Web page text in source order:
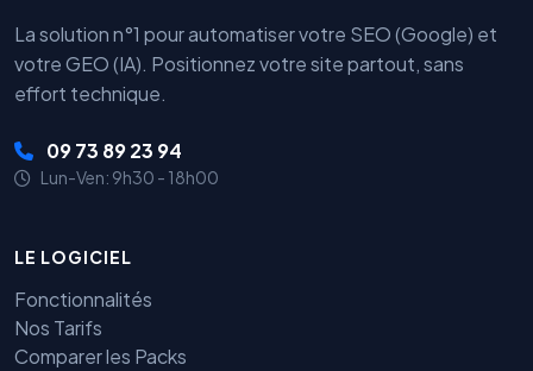
La solution n°1 pour automatiser votre SEO (Google) et
votre GEO (IA). Positionnez votre site partout, sans
effort technique.
09 73 89 23 94
Lun-Ven: 9h30 - 18h00
LE LOGICIEL
Fonctionnalités
Nos Tarifs
Comparer les Packs